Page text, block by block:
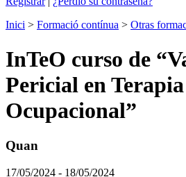
Inici > Formació contínua > Otras
InTeO curso de
Pericial en Terapia
Ocupacional”
Quan
17/05/2024 - 18/05/2024